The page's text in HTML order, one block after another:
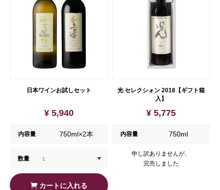
日本ワインお試しセット
¥ 5,940
内容量 750ml×2本
数量
カートに入れる
光 セレクシォン 2018【ギフト箱
入】
¥ 5,775
内容量 750ml
申し訳ありませんが、
完売しました